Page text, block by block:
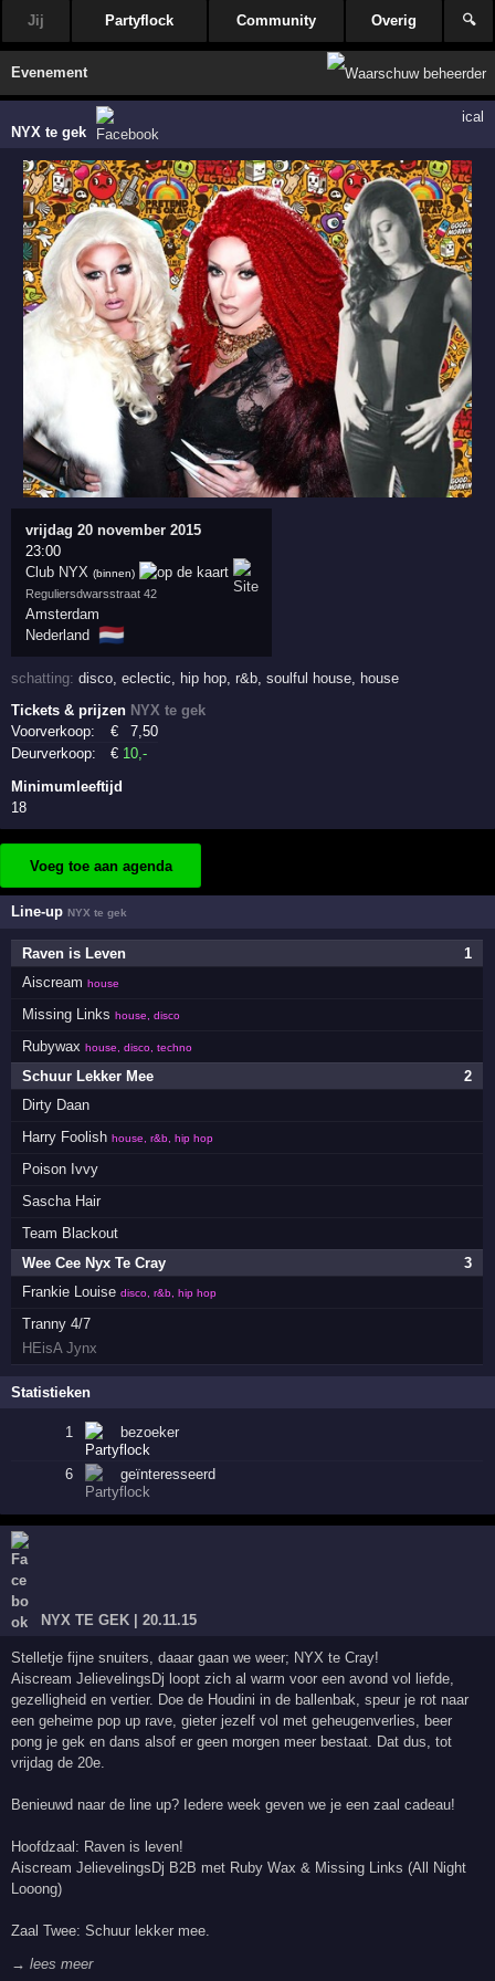
Jij Partyflock Community Overig 🔍
Evenement
NYX te gek
ical
vrijdag 20 november 2015
23:00
Club NYX (binnen)
Reguliersdwarsstraat 42
Amsterdam
Nederland
🇳🇱
schatting:disco,eclectic, hip hop,r&b,soulful house, house
Tickets & prijzen NYX te gek
Voorverkoop:
€ 7,50
Deurverkoop:
€ 10,-
Minimumleeftijd
18
Voeg toe aan agenda
Line-upNYX te gek
1
Raven is Leven
Aiscream house
Missing Links house, disco
Rubywax house, disco, techno
2
Schuur Lekker Mee
Dirty Daan
Harry Foolish house, r&b, hip hop
Poison Ivvy
Sascha Hair
Team Blackout
3
Wee Cee Nyx Te Cray
Frankie Louise disco, r&b, hip hop
Tranny 4/7
HEisA Jynx
Statistieken
1 bezoeker
6 geïnteresseerd
NYX TE GEK | 20.11.15
Stelletje fijne snuiters, daaar gaan we weer; NYX te Cray!
Aiscream JelievelingsDj loopt zich al warm voor een avond vol liefde,
gezelligheid en vertier. Doe de Houdini in de ballenbak, speur je rot naar
een geheime pop up rave, gieter jezelf vol met geheugenverlies, beer
pong je gek en dans alsof er geen morgen meer bestaat. Dat dus, tot
vrijdag de 20e.
Benieuwd naar de line up? Iedere week geven we je een zaal cadeau!
Hoofdzaal: Raven is leven!
Aiscream JelievelingsDj B2B met Ruby Wax & Missing Links (All Night
Looong)
Zaal Twee: Schuur lekker mee.
→ lees meer